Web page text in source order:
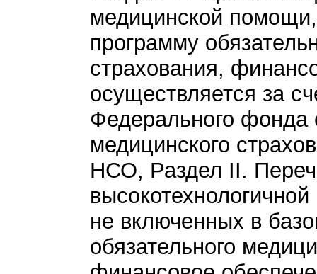
медицинской
программу
страхования,
осуществляется за
Федерального фонда
медицинского
НСО, Раздел II.
не включенных в
обязательного